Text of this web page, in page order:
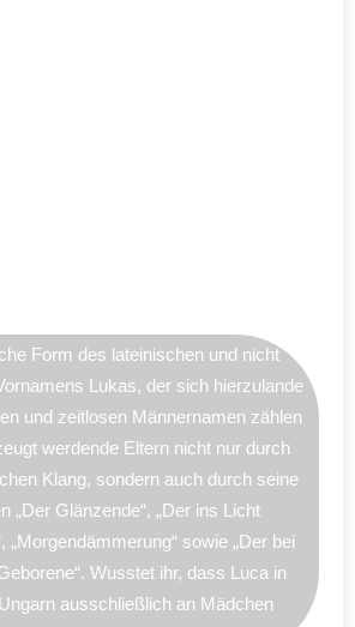
Form des lateinischen und nicht
Lukas, der sich hierzulande
und zeitlosen Männernamen zählen
werdende Eltern nicht nur durch
Klang, sondern auch durch seine
„Der Glänzende“, „Der ins Licht
„Morgendämmerung“ sowie „Der bei
Wusstet ihr, dass Luca in
ausschließlich an Mädchen